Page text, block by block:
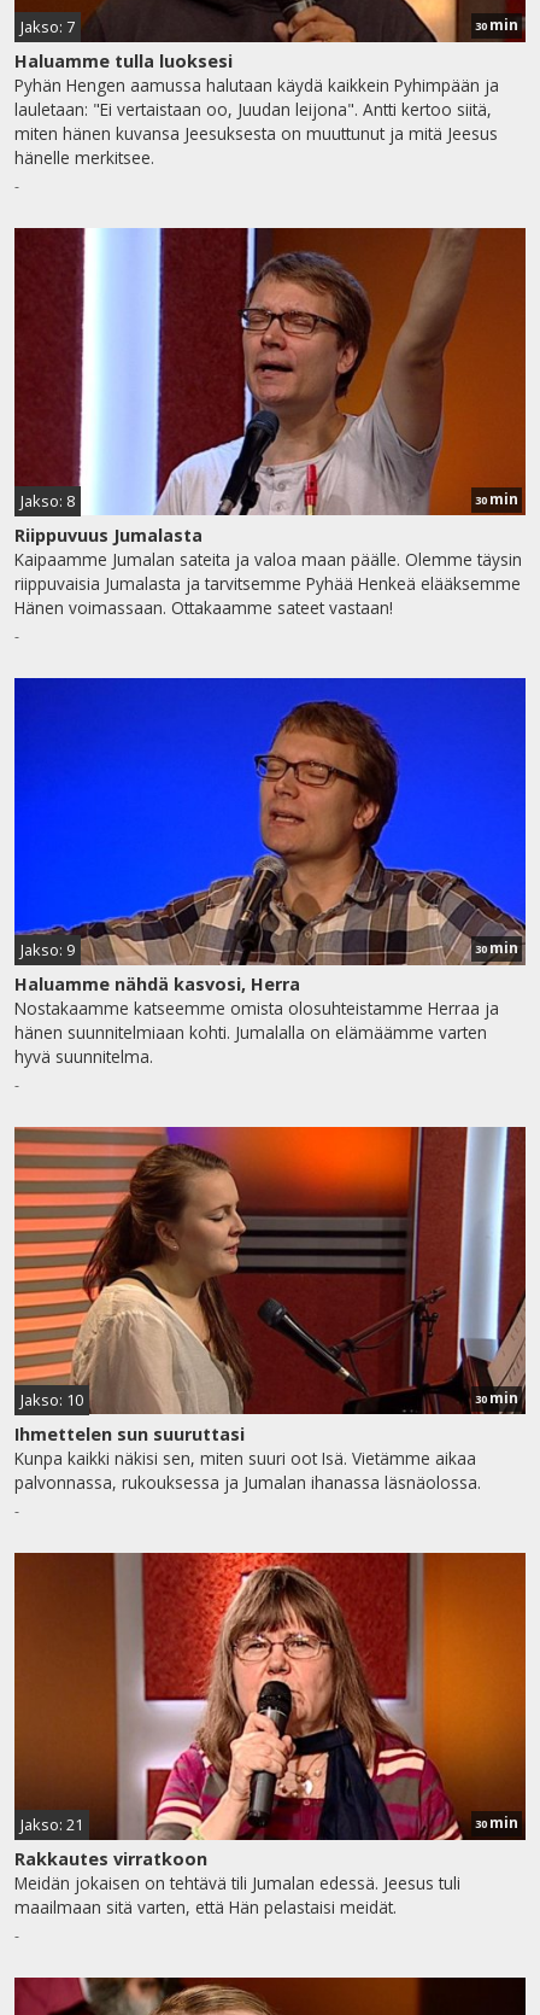
Jakso: 7 30 min
Haluamme tulla luoksesi
Pyhän Hengen aamussa halutaan käydä kaikkein Pyhimpään ja
lauletaan: "Ei vertaistaan oo, Juudan leijona". Antti kertoo siitä,
miten hänen kuvansa Jeesuksesta on muuttunut ja mitä Jeesus
hänelle merkitsee.
-
Jakso: 8 30 min
Riippuvuus Jumalasta
Kaipaamme Jumalan sateita ja valoa maan päälle. Olemme täysin
riippuvaisia Jumalasta ja tarvitsemme Pyhää Henkeä elääksemme
Hänen voimassaan. Ottakaamme sateet vastaan!
-
Jakso: 9 30min
Haluamme nähdä kasvosi, Herra
Nostakaamme katseemme omista olosuhteistamme Herraa ja
hänen suunnitelmiaan kohti. Jumalalla on elämäämme varten
hyvä suunnitelma.
-
Jakso: 10 30 min
Ihmettelen sun suuruttasi
Kunpa kaikki näkisi sen, miten suuri oot Isä. Vietämme aikaa
palvonnassa, rukouksessa ja Jumalan ihanassa läsnäolossa.
-
Jakso: 21 30 min
Rakkautes virratkoon
Meidän jokaisen on tehtävä tili Jumalan edessä. Jeesus tuli
maailmaan sitä varten, että Hän pelastaisi meidät.
-